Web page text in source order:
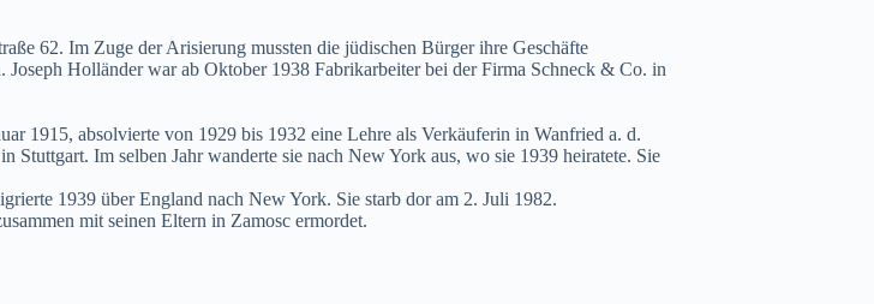
62. Im Zuge der Arisierung mussten die jüdischen Bürger ihre Geschäfte
Holländer war ab Oktober 1938 Fabrikarbeiter bei der Firma Schneck & Co. in
1915, absolvierte von 1929 bis 1932 eine Lehre als Verkäuferin in Wanfried a. d.
Im selben Jahr wanderte sie nach New York aus, wo sie 1939 heiratete. Sie
1939 über England nach New York. Sie starb dor am 2. Juli 1982.
mit seinen Eltern in Zamosc ermordet.